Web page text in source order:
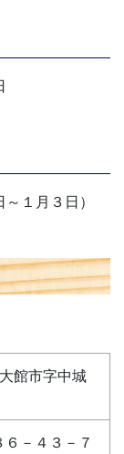
１月３日）
館市字中城
－４３－７